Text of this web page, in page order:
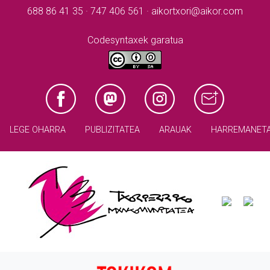
688 86 41 35 · 747 406 561 · aikortxori@aikor.com
Codesyntaxek garatua
LEGE OHARRA PUBLIZITATEA ARAUAK